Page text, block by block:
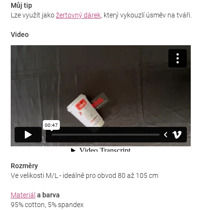
Můj tip
Lze využít jakožertovný dárek, který vykouzlí úsměv na tváři.
Video
Rozměry
Ve velikosti M/L - ideálně pro obvod 80 až 105 cm
Materiál a barva
95% cotton, 5% spandex